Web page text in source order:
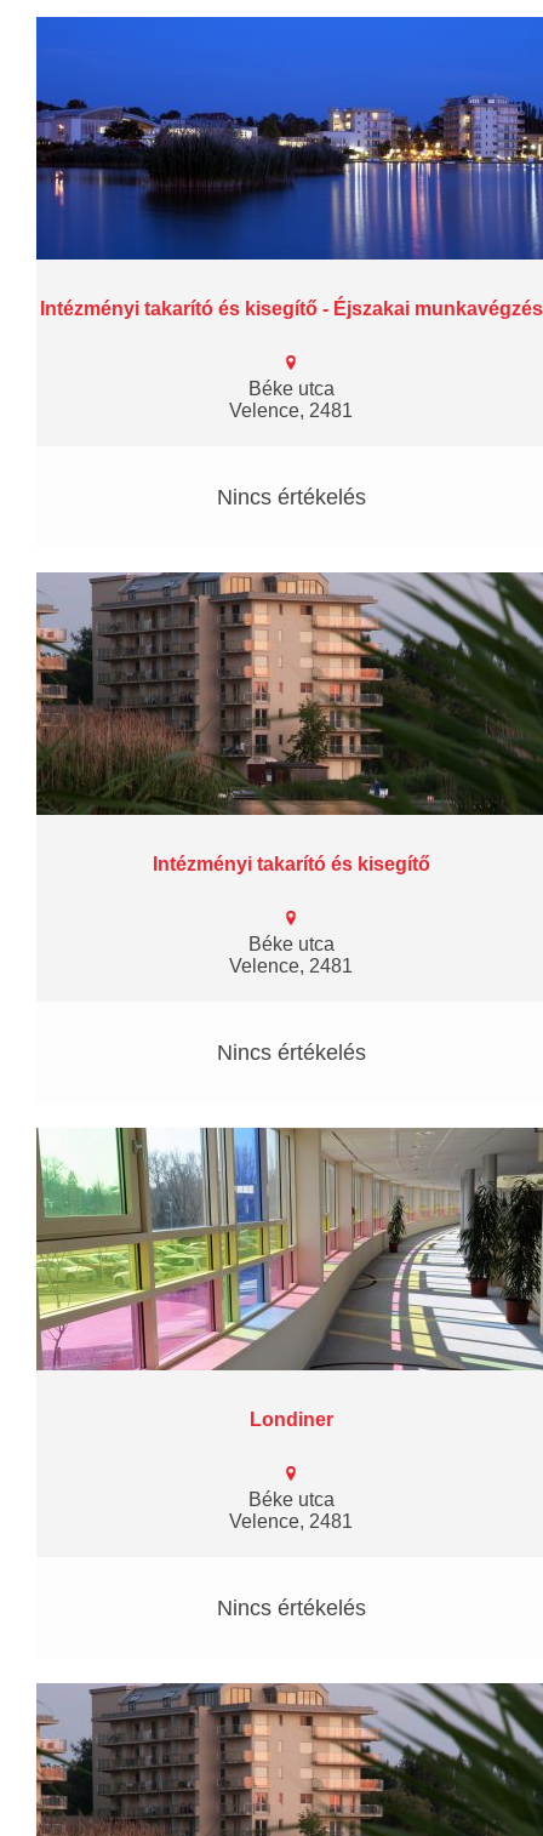
Intézményi takarító és kisegítő - Éjszakai munkavégzés
Béke utca
Velence, 2481
Nincs értékelés
Intézményi takarító és kisegítő
Béke utca
Velence, 2481
Nincs értékelés
Londiner
Béke utca
Velence, 2481
Nincs értékelés